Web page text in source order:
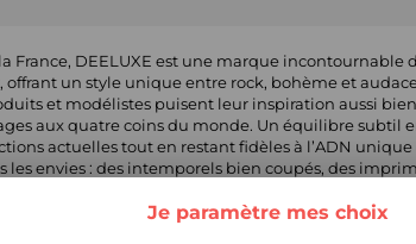
France, DEELUXE est une marque
un style unique entre rock, bohème et
et modélistes puisent leur inspiration aussi
aux quatre coins du monde. Un équilibre subtil
actuelles tout en restant fidèles à l’ADN
les envies : des intemporels bien coupés, des
savoir-faire, la marque conçoit également des
allient fiabilité, praticité et style. Chaque
ainsi l’art du voyage avec caractère et
Je paramètre mes choix